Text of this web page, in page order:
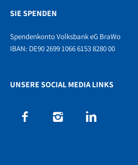
SIE SPENDEN
Spendenkonto Volksbank eG BraWo
IBAN: DE90 2699 1066 6153 8280 00
UNSERE SOCIAL MEDIA LINKS